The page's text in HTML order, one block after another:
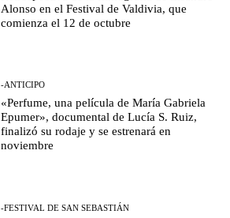
Alonso en el Festival de Valdivia, que
comienza el 12 de octubre
-ANTICIPO
«Perfume, una película de María Gabriela
Epumer», documental de Lucía S. Ruiz,
finalizó su rodaje y se estrenará en
noviembre
-FESTIVAL DE SAN SEBASTIÁN